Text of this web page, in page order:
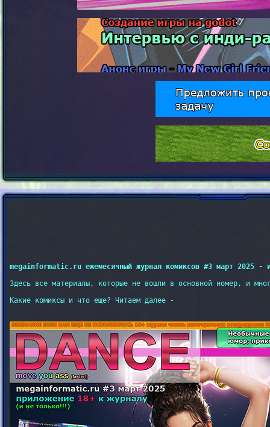
megainformatic.ru ежемесячный журнал комиксов #3 март 2025 -
Здесь все материалы, которые не вошли в основной номер, и
Какие комиксы и что еще? Читаем далее -